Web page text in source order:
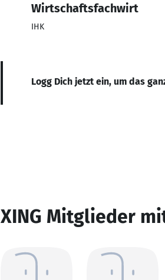
Wirtschaftsfachwirt
IHK
Logg Dich jetzt ein, um das
XING Mitglieder